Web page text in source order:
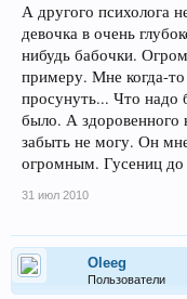
А другого психолога
девочка в очень
нибудь бабочки.
примеру. Мне когда-
просунуть... Что надо
было. А здоровенного
забыть не могу. Он
огромным. Гусениц
31 июл 2010
Oleeg
Пользователи